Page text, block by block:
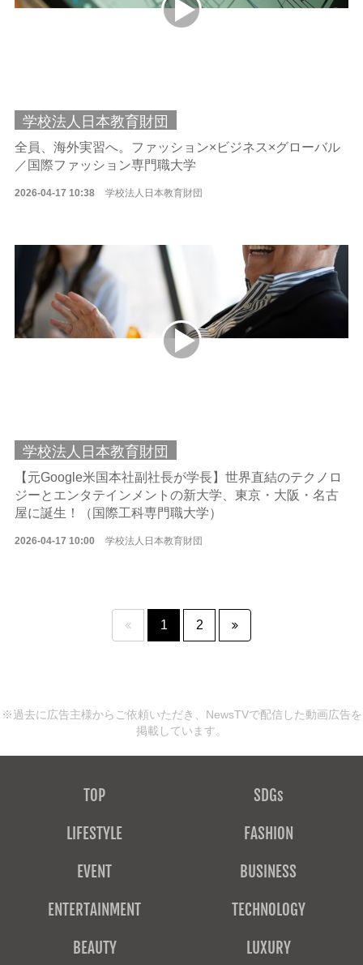
学校法人日本教育財団
全員、海外実習へ。ファッション×ビジネス×グローバル
／国際ファッション専門職大学
2026-04-17 10:38 学校法人日本教育財団
学校法人日本教育財団
【元Google米国本社副社長が学長】世界直結のテクノロ
ジーとエンタテインメントの新大学、東京・大阪・名古
屋に誕生！（国際工科専門職大学）
2026-04-17 10:00 学校法人日本教育財団
1 2
※過去に広告主様からご依頼いただき、NewsTVで配信した動画広告を
掲載しています。
TOP
SDGs
LIFESTYLE
FASHION
EVENT
BUSINESS
ENTERTAINMENT
TECHNOLOGY
BEAUTY
LUXURY